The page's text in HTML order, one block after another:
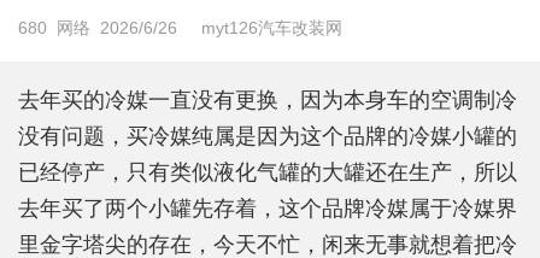
680 网络 2026/6/26 myt126汽车改装网
去年买的冷媒一直没有更换，因为本身车的空调制冷
没有问题，买冷媒纯属是因为这个品牌的冷媒小罐的
已经停产，只有类似液化气罐的大罐还在生产，所以
去年买了两个小罐先存着，这个品牌冷媒属于冷媒界
里金字塔尖的存在，今天不忙，闲来无事就想着把冷